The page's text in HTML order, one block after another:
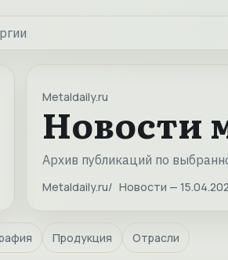
Metaldaily.ru
Новости
Архив публикаций по
Metaldaily.ru Новости —
Продукция Отрасли